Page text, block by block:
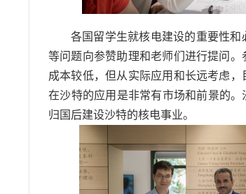
各国留学生就核电建设的重要性
等问题向参赞助理和老师们进行提问
成本较低，但从实际应用和长远考虑
在沙特的应用是非常有市场和前景的
归国后建设沙特的核电事业。